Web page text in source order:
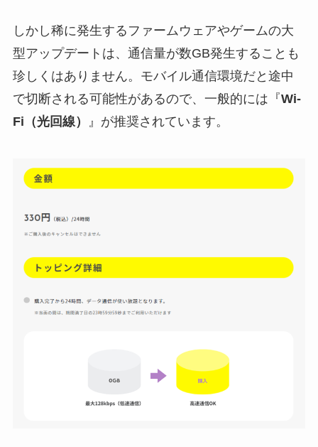
しかし稀に発生するファームウェアやゲームの大
型アップデートは、通信量が数GB発生することも
珍しくはありません。モバイル通信環境だと途中
で切断される可能性があるので、一般的には『Wi-
Fi（光回線）
』が推奨されています。